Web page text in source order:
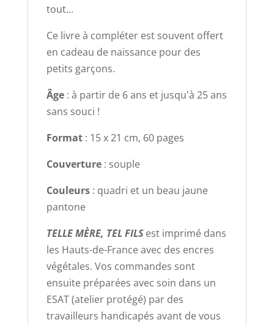
tout...
Ce livre à compléter est souvent offert
en cadeau de naissance pour des
petits garçons.
Âge: à partir de 6 ans et jusqu'à 25 ans
sans souci !
Format: 15 x 21 cm, 60 pages
Couverture: souple
Couleurs : quadri et un beau jaune
pantone
TELLE MÈRE, TEL FILSest imprimé dans
les Hauts-de-France avec des encres
végétales. Vos commandes sont
ensuite préparées avec soin dans un
ESAT (atelier protégé) par des
travailleurs handicapés avant de vous